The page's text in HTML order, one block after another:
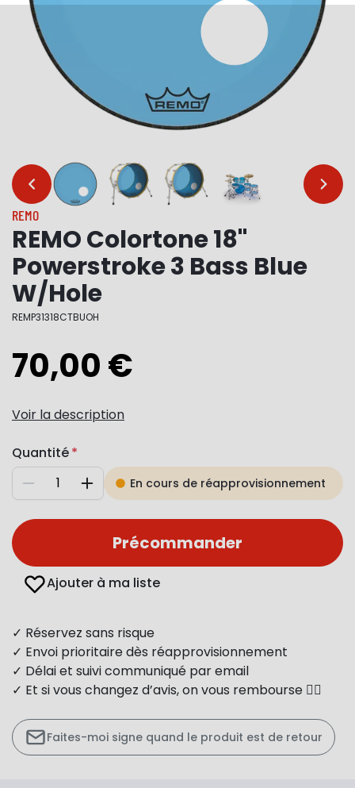
… …
REMO
REMO Colortone 18"
Powerstroke 3 Bass Blue
W/Hole
REMP31318CTBUOH
70,00 €
Voir la description
Quantité
Diminuer AugmenterEn cours de réapprovisionnement
Précommander
Ajouter à ma liste
✓ Réservez sans risque
✓ Envoi prioritaire dès réapprovisionnement
✓ Délai et suivi communiqué par email
✓ Et si vous changez d’avis, on vous rembourse 👍🏻
Faites-moi signe quand le produit est de retour